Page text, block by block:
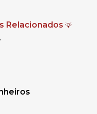
Relacionados 💡